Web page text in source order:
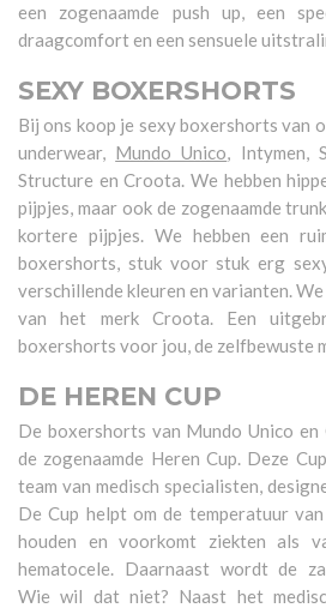
een zogenaamde push up, een
draagcomfort en een sensuele
SEXY BOXERSHORTS
Bij ons koop je sexy boxershorts van
underwear, Mundo Unico, Intymen,
Structure en Croota. We hebben
pijpjes, maar ook de zogenaamde
kortere pijpjes. We hebben een
boxershorts, stuk voor stuk erg
verschillende kleuren en varianten.
van het merk Croota. Een
boxershorts voor jou, de zelfbewuste
DE HEREN CUP
De boxershorts van Mundo Unico en
de zogenaamde Heren Cup. Deze
team van medisch specialisten,
De Cup helpt om de temperatuur
houden en voorkomt ziekten als
hematocele. Daarnaast wordt de
Wie wil dat niet? Naast het